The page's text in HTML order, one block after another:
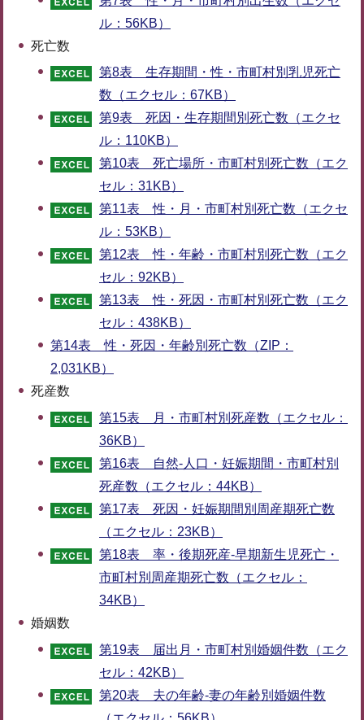
ル：56KB）
死亡数
第8表 生存期間・性・市町村別乳児死亡
数（エクセル：67KB）
第9表 死因・生存期間別死亡数（エクセ
ル：110KB）
第10表 死亡場所・市町村別死亡数（エク
セル：31KB）
第11表 性・月・市町村別死亡数（エクセ
ル：53KB）
第12表 性・年齢・市町村別死亡数（エク
セル：92KB）
第13表 性・死因・市町村別死亡数（エク
セル：438KB）
第14表 性・死因・年齢別死亡数（ZIP：
2,031KB）
死産数
第15表 月・市町村別死産数（エクセル：
36KB）
第16表 自然-人口・妊娠期間・市町村別
死産数（エクセル：44KB）
第17表 死因・妊娠期間別周産期死亡数
（エクセル：23KB）
第18表 率・後期死産-早期新生児死亡・
市町村別周産期死亡数（エクセル：
34KB）
婚姻数
第19表 届出月・市町村別婚姻件数（エク
セル：42KB）
第20表 夫の年齢-妻の年齢別婚姻件数